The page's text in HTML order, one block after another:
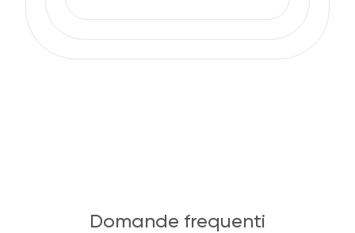
Domande frequenti